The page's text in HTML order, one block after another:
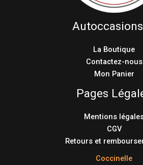
La Boutique
Contactez-nous
Mon Panier
Pages
Mentions
CGV
Retours et
Coccinelle